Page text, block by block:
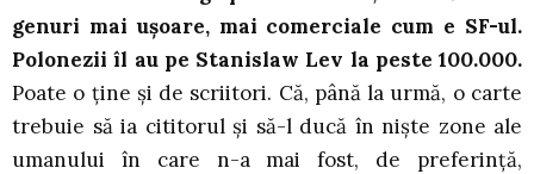
genuri mai uşoare, mai comerciale cum e SF-ul.
Polonezii îl au pe Stanislaw Lev la peste 100.000.
Poate o ține şi de scriitori. Că, până la urmă, o carte
trebuie să ia cititorul şi să-l ducă în nişte zone ale
umanului în care n-a mai fost, de preferință,